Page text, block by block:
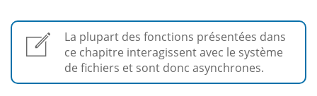
La plupart des fonctions présentées dans
ce chapitre interagissent avec le système
de fichiers et sont donc asynchrones.